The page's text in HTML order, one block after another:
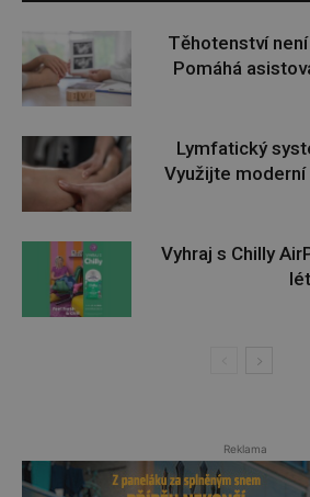
Těhotenství
Pomáhá
Lymfatický
Využijte
Vyhraj s Chilly
Reklama